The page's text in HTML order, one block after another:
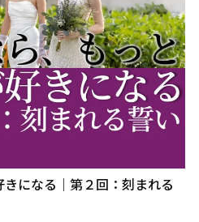
になる｜第２回：刻まれる